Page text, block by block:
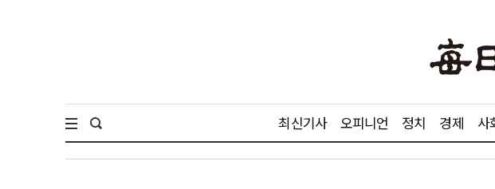
최신기사 오피니언 정치 경제 사